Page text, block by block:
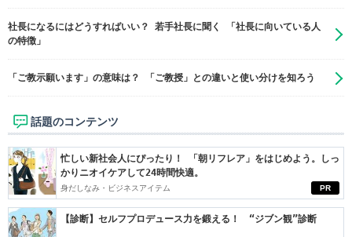
社長になるにはどうすればいい？ 若手社長に聞く 「社長に向いている人
の特徴」
「ご教示願います」の意味は？ 「ご教授」との違いと使い分けを知ろう
話題のコンテンツ
PR
忙しい新社会人にぴったり！ 「朝リフレア」をはじめよう。しっ
かりニオイケアして24時間快適。
身だしなみ・ビジネスアイテム
【診断】セルフプロデュース力を鍛える！ “ジブン観”診断